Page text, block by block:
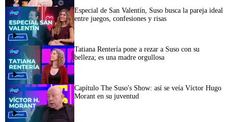
45:11
Especial de San Valentín, Suso busca la pareja ideal
entre juegos, confesiones y risas
Tatiana Rentería pone a rezar a Suso con su
belleza; es una madre orgullosa
Capítulo The Suso's Show: así se veía Víctor Hugo
Morant en su juventud